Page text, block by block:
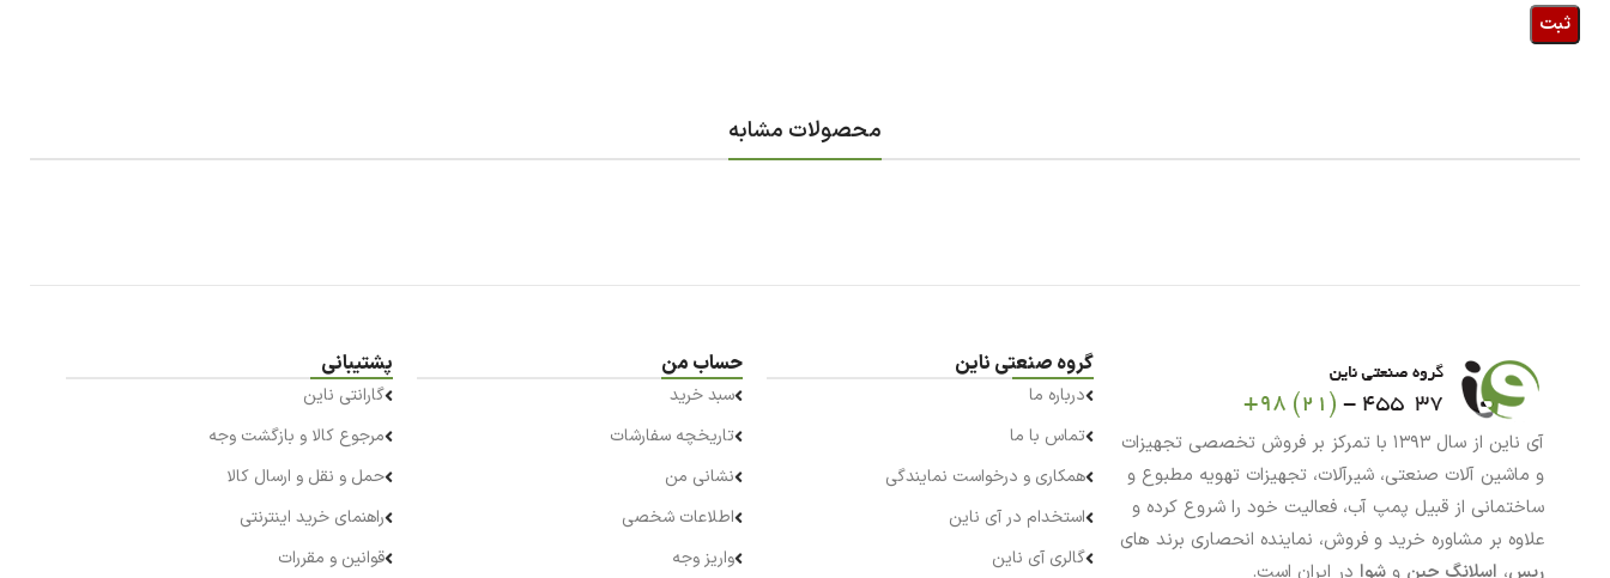
محصولات مشابه
آی ناین از سال ۱۳۹۳ با تمرکز بر فروش تخصصی تجهیزات
و ماشین آلات صنعتی، شیرآلات، تجهیزات تهویه مطبوع و
ساختمانی از قبیل پمپ آب، فعالیت خود را شروع کرده و
علاوه بر مشاوره خرید و فروش، نماینده انحصاری برند های
گروه صنعتی ناین
درباره ما
تماس با ما
همکاری و درخواست نمایندگی
استخدام در آی ناین
گالری آی ناین
حساب من
سبد خرید
تاریخچه سفارشات
نشانی من
اطلاعات شخصی
واریز وجه
پشتیبانی
گارانتی ناین
مرجوع کالا و بازگشت وجه
حمل و نقل و ارسال کالا
راهنمای خرید اینترنتی
قوانین و مقررات